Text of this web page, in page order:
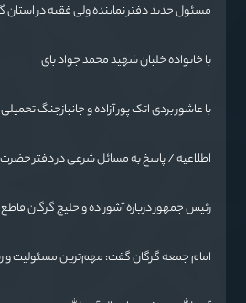
مسئول جدید دفتر نماینده ولی فقیه در
با خانواده خلبان شهید محمد جواد بای
با عاشور بردی اتک پور آزاده و جانبازجنگ تحمیلی
اطلاعیه / پاسخ به مسائل شرعی در دفتر حضرت
رئیس جمهور درباره آشوراده و خلیج گرگان
امام جمعه گرگان گفت: مهم‌ترین مسئولیت و
ایران اسلامی است.